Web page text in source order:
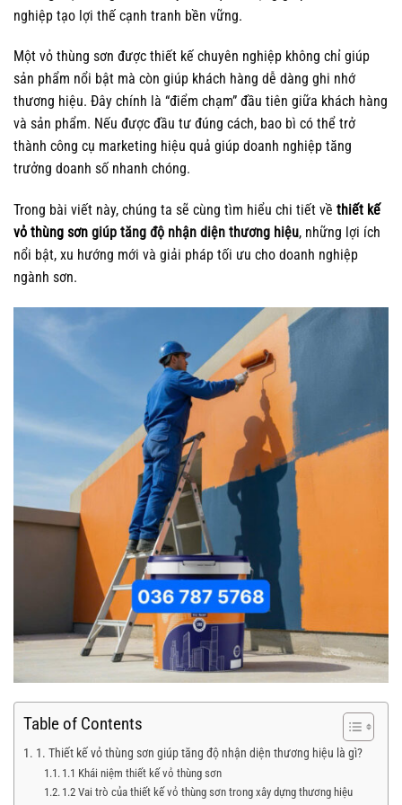
nghiệp tạo lợi thế cạnh tranh bền vững.
Một vỏ thùng sơn được thiết kế chuyên nghiệp không chỉ giúp
sản phẩm nổi bật mà còn giúp khách hàng dễ dàng ghi nhớ
thương hiệu. Đây chính là “điểm chạm” đầu tiên giữa khách hàng
và sản phẩm. Nếu được đầu tư đúng cách, bao bì có thể trở
thành công cụ marketing hiệu quả giúp doanh nghiệp tăng
trưởng doanh số nhanh chóng.
Trong bài viết này, chúng ta sẽ cùng tìm hiểu chi tiết về thiết kế
vỏ thùng sơn giúp tăng độ nhận diện thương hiệu, những lợi ích
nổi bật, xu hướng mới và giải pháp tối ưu cho doanh nghiệp
ngành sơn.
Table of Contents
1. Thiết kế vỏ thùng sơn giúp tăng độ nhận diện thương hiệu là gì?
1.1 Khái niệm thiết kế vỏ thùng sơn
1.2 Vai trò của thiết kế vỏ thùng sơn trong xây dựng thương hiệu